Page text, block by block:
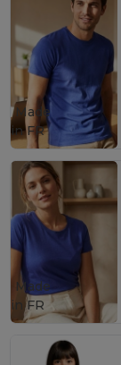
Made
in FR
Made
in FR